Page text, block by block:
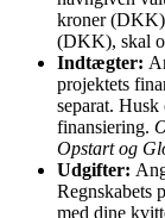
kroner
(DKK), skal
Indtægter:
projektets
separat.
finansiering.
Opstart og
Udgifter:
Regnskabets
med dine